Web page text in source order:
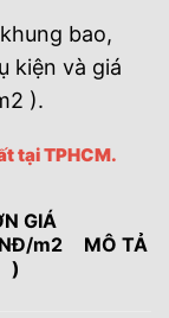
bao,
kiện và giá
).
tại TPHCM.
GIÁ
m2
)
MÔ TẢ